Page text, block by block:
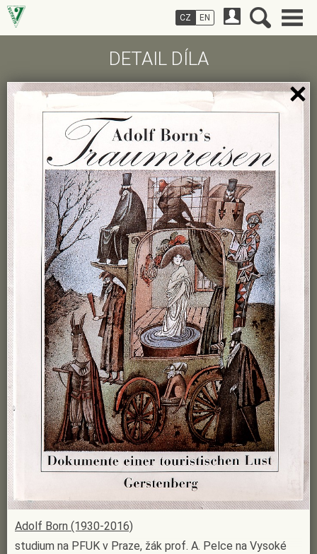
DETAIL DÍLA
Adolf Born (1930-2016)
studium na PFUK v Praze, žák prof. A. Pelce na Vysoké
CZ EN